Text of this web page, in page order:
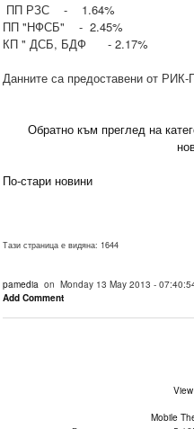
ПП РЗС - 1.64%
ПП "НФСБ" - 2.45%
КП " ДСБ, БДФ - 2.17%
Данните са предоставени от РИК-
Обратно към преглед на
По-стари новини
Тази страница е видяна: 1644
pamedia on Monday 13 May 2013 -
Add Comment
Mobile